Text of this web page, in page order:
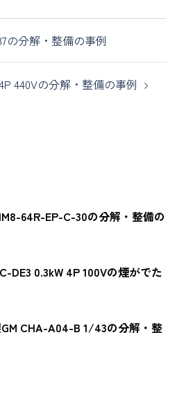
の分解・整備の事例
440Vの分解・整備の事例
64R-EP-C-30の分解・整備の
DE3 0.3kW 4P 100Vの煙がでた
CHA-A04-B 1/43の分解・整